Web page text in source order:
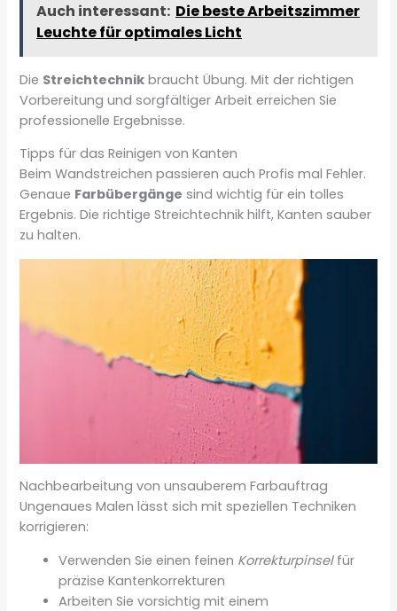
Auch interessant: Die beste Arbeitszimmer
Leuchte für optimales Licht
Die Streichtechnik braucht Übung. Mit der richtigen
Vorbereitung und sorgfältiger Arbeit erreichen Sie
professionelle Ergebnisse.
Tipps für das Reinigen von Kanten
Beim Wandstreichen passieren auch Profis mal Fehler.
Genaue Farbübergänge sind wichtig für ein tolles
Ergebnis. Die richtige Streichtechnik hilft, Kanten sauber
zu halten.
Nachbearbeitung von unsauberem Farbauftrag
Ungenaues Malen lässt sich mit speziellen Techniken
korrigieren:
Verwenden Sie einen feinen Korrekturpinselfür
präzise Kantenkorrekturen
Arbeiten Sie vorsichtig mit einem